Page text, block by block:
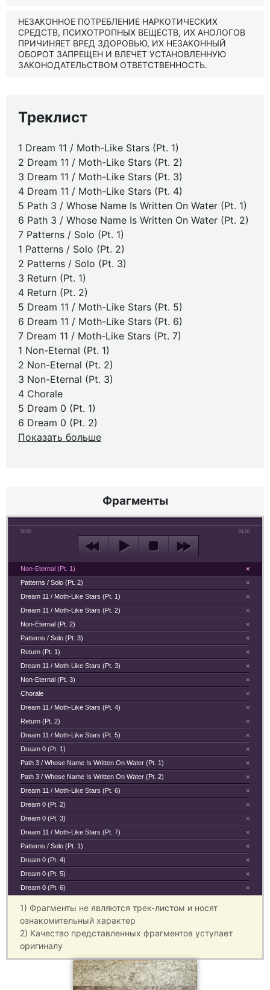
НЕЗАКОННОЕ ПОТРЕБЛЕНИЕ НАРКОТИЧЕСКИХ
СРЕДСТВ, ПСИХОТРОПНЫХ ВЕЩЕСТВ, ИХ АНОЛОГОВ
ПРИЧИНЯЕТ ВРЕД ЗДОРОВЬЮ, ИХ НЕЗАКОННЫЙ
ОБОРОТ ЗАПРЕЩЕН И ВЛЕЧЕТ УСТАНОВЛЕННУЮ
ЗАКОНОДАТЕЛЬСТВОМ ОТВЕТСТВЕННОСТЬ.
Треклист
1 Dream 11 / Moth-Like Stars (Pt. 1)
2 Dream 11 / Moth-Like Stars (Pt. 2)
3 Dream 11 / Moth-Like Stars (Pt. 3)
4 Dream 11 / Moth-Like Stars (Pt. 4)
5 Path 3 / Whose Name Is Written On Water (Pt. 1)
6 Path 3 / Whose Name Is Written On Water (Pt. 2)
7 Patterns / Solo (Pt. 1)
1 Patterns / Solo (Pt. 2)
2 Patterns / Solo (Pt. 3)
3 Return (Pt. 1)
4 Return (Pt. 2)
5 Dream 11 / Moth-Like Stars (Pt. 5)
6 Dream 11 / Moth-Like Stars (Pt. 6)
7 Dream 11 / Moth-Like Stars (Pt. 7)
1 Non-Eternal (Pt. 1)
2 Non-Eternal (Pt. 2)
3 Non-Eternal (Pt. 3)
4 Chorale
5 Dream 0 (Pt. 1)
6 Dream 0 (Pt. 2)
Показать больше
Фрагменты
00:00 01:00
×
Non-Eternal (Pt. 1)
×
Patterns / Solo (Pt. 2)
×
Dream 11 / Moth-Like Stars (Pt. 1)
×
Dream 11 / Moth-Like Stars (Pt. 2)
×
Non-Eternal (Pt. 2)
×
Patterns / Solo (Pt. 3)
×
Return (Pt. 1)
×
Dream 11 / Moth-Like Stars (Pt. 3)
×
Non-Eternal (Pt. 3)
×
Chorale
×
Dream 11 / Moth-Like Stars (Pt. 4)
×
Return (Pt. 2)
×
Dream 11 / Moth-Like Stars (Pt. 5)
×
Dream 0 (Pt. 1)
×
Path 3 / Whose Name Is Written On Water (Pt. 1)
×
Path 3 / Whose Name Is Written On Water (Pt. 2)
×
Dream 11 / Moth-Like Stars (Pt. 6)
×
Dream 0 (Pt. 2)
×
Dream 0 (Pt. 3)
×
Dream 11 / Moth-Like Stars (Pt. 7)
×
Patterns / Solo (Pt. 1)
×
Dream 0 (Pt. 4)
×
Dream 0 (Pt. 5)
×
Dream 0 (Pt. 6)
1) Фрагменты не являются трек-листом и носят
ознакомительный характер
2) Качество представленных фрагментов уступает
оригиналу